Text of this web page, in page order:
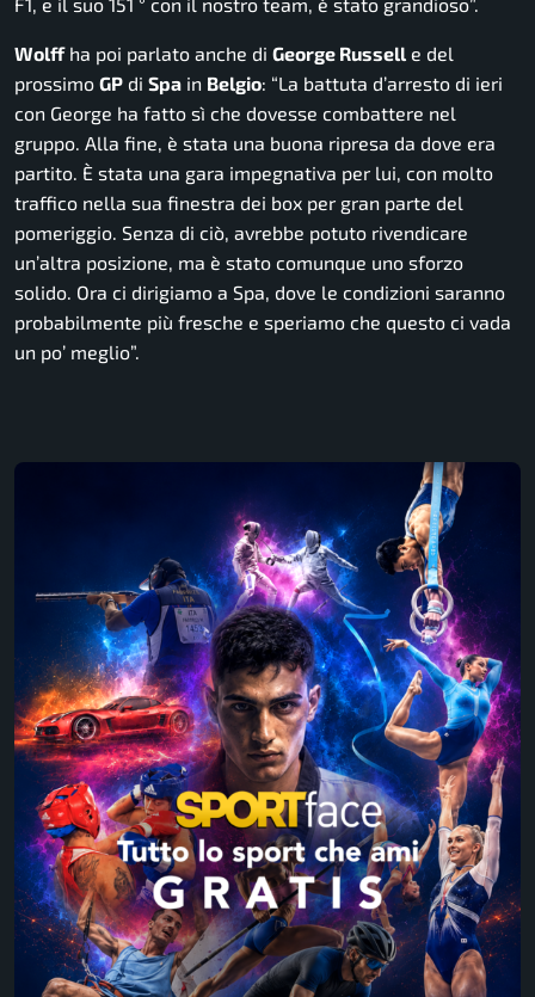
Wolffha poi parlato anche di George Russell e del
prossimo GP di Spa in Belgio: “La battuta d’arresto di ieri
con George ha fatto sì che dovesse combattere nel
gruppo. Alla fine, è stata una buona ripresa da dove era
partito. È stata una gara impegnativa per lui, con molto
traffico nella sua finestra dei box per gran parte del
pomeriggio. Senza di ciò, avrebbe potuto rivendicare
un’altra posizione, ma è stato comunque uno sforzo
solido. Ora ci dirigiamo a Spa, dove le condizioni saranno
probabilmente più fresche e speriamo che questo ci vada
un po’ meglio”.